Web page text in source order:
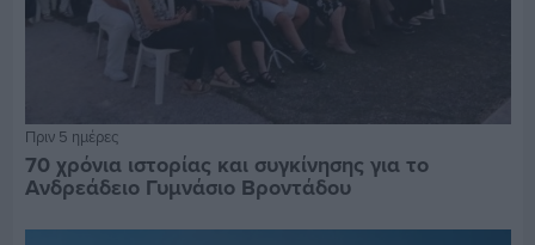
Πριν 5 ημέρες
70 χρόνια ιστορίας και συγκίνησης για το
Ανδρεάδειο Γυμνάσιο Βροντάδου